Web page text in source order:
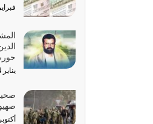
يوليو 29, 2026
القرآن الكريم
سيرته معرفة
يوليو 28, 2026
هل نحن من
على أصله
يوليو 27, 2026
فبراير 3, 2026
يناير 14, 2026
أكتوبر 31, 2025